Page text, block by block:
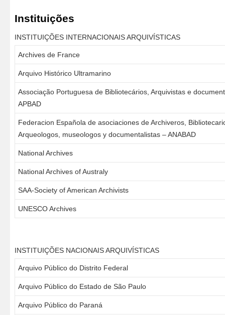
Instituições
INSTITUIÇÕES INTERNACIONAIS ARQUIVÍSTICAS
Archives de France
Arquivo Histórico Ultramarino
Associação Portuguesa de Bibliotecários, Arquivistas e
APBAD
Federacion Española de asociaciones de Archiveros,
Arqueologos, museologos y documentalistas – ANABAD
National Archives
National Archives of Australy
SAA-Society of American Archivists
UNESCO Archives
INSTITUIÇÕES NACIONAIS ARQUIVÍSTICAS
Arquivo Público do Distrito Federal
Arquivo Público do Estado de São Paulo
Arquivo Público do Paraná